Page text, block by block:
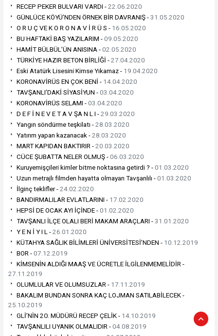
RECEP PEKER BULVARI VARDI -22.06.2020
GÜNLÜCE KÖYÜ’NDEN ÖRNEK BİR DAVRANIŞ -31.05.2020
O R U Ç VE K O R O N A V İ R Ü S - 16.05.2020
BU HAFTAKİ BAŞ YAZILARIM -09.05.2020
HAMİT BÜLBÜL’ÜN ANISINA -02.05.2020
TÜRKİYE HAZIR BETON BİRLİĞİ -27.04.2020
Eski Atatürk Lisesini Kimse Yıkamaz - 19.04.2020
KORONAVİRÜS EN ÇOK BENİ - 14.04.2020
TAVŞANLI’DAKİ SİYASİYUN -03.04.2020
KORONAVİRÜS SELAMI -03.04.2020
D E F İ N E V E T A V ŞA N L I -29.03.2020
Yangın söndürme teşkilatı -28.03.2020
Yatırım yapan kazanacak -28.03.2020
MART KAPIDAN BAKTIRIR -20.03.2020
CÜCE ŞUBATTA NELER OLMUŞ -06.03.2020
Kuruyemişçileri kimler bitme noktasına getirdi ? -01.03.2020
Uzun metrajlı filmden hayatta olmayan Tavşanlılı -01.03.2020
İlginç teklifler -24.02.2020
BANDIRMALILAR EVLATLARINI - 17.02.2020
HEPSİ DE OCAK AYI İÇİNDE -01.02.2020
TAVŞANLI İLÇE OLALI BERİ MAKAM ARAÇLARI -31.01.2020
Y E N İ Y I L -26.01.2020
KÜTAHYA SAĞLIK BİLİMLERİ ÜNİVERSİTESİ’NDEN - 10.12.2019
BOR -07.12.2019
KİMSENİN ALDIĞI MAAŞ VE ÜCRETLE İLGİLENMEMELİDİR -
27.11.2019
OLUMLULAR VE OLUMSUZLAR - 17.11.2019
BAKALIM BUNDAN SONRA KAÇ LOJMAN SATILABİLECEK -
25.10.2019
GLİ’NİN 2O. MÜDÜRÜ RECEP ÇELİK - 14.10.2019
TAVŞANLILI UYANIK OLMALIDIR -04.08.2019